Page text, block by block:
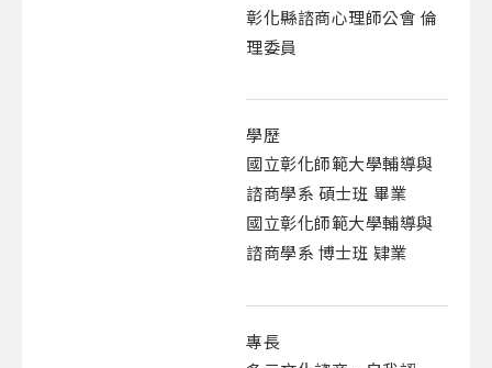
彰化縣諮商心理師公會 倫
理委員
學歷
國立彰化師範大學輔導與
諮商學系 碩士班 畢業
國立彰化師範大學輔導與
諮商學系 博士班 肄業
專長